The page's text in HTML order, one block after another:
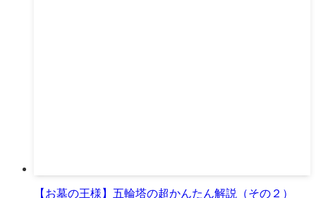
【お墓の王様】五輪塔の超かんたん解説（その２）